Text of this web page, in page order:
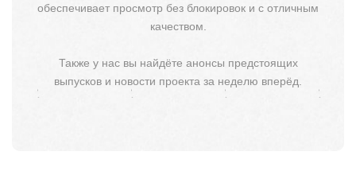
обеспечивает просмотр без блокировок и с отличным
качеством.
Также у нас вы найдёте анонсы предстоящих
выпусков и новости проекта за неделю вперёд.